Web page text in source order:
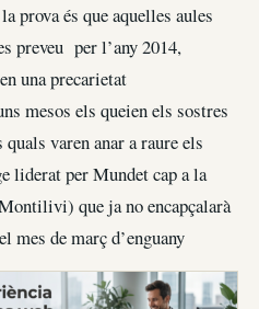
prova és que aquelles aules
preveu per l’any 2014,
una precarietat
mesos els queien els sostres
varen anar a raure els
liderat per Mundet cap a la
que ja no encapçalarà
mes de març d’enguany